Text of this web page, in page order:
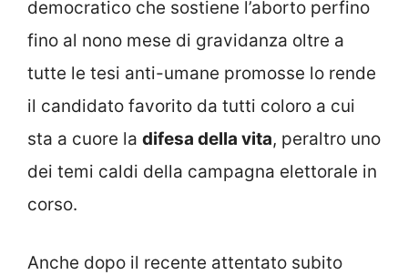
democratico che sostiene l’aborto perfino
fino al nono mese di gravidanza oltre a
tutte le tesi anti-umane promosse lo rende
il candidato favorito da tutti coloro a cui
sta a cuore la difesa della vita, peraltro uno
dei temi caldi della campagna elettorale in
corso.
Anche dopo il recente attentato subito